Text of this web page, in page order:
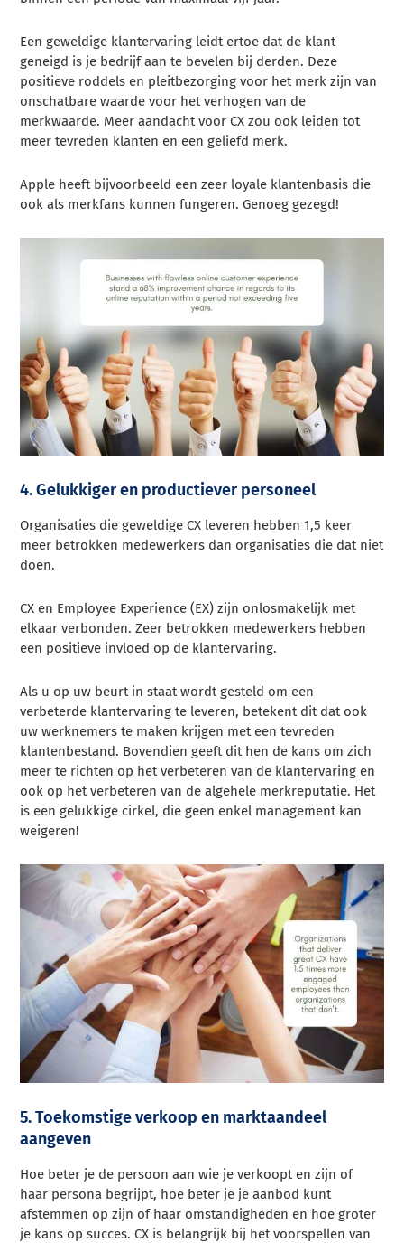
Een geweldige klantervaring leidt ertoe dat de klant
geneigd is je bedrijf aan te bevelen bij derden. Deze
positieve roddels en pleitbezorging voor het merk zijn van
onschatbare waarde voor het verhogen van de
merkwaarde. Meer aandacht voor CX zou ook leiden tot
meer tevreden klanten en een geliefd merk.
Apple heeft bijvoorbeeld een zeer loyale klantenbasis die
ook als merkfans kunnen fungeren. Genoeg gezegd!
4. Gelukkiger en productiever personeel
Organisaties die geweldige CX leveren hebben 1,5 keer
meer betrokken medewerkers dan organisaties die dat niet
doen.
CX en Employee Experience (EX) zijn onlosmakelijk met
elkaar verbonden. Zeer betrokken medewerkers hebben
een positieve invloed op de klantervaring.
Als u op uw beurt in staat wordt gesteld om een
verbeterde klantervaring te leveren, betekent dit dat ook
uw werknemers te maken krijgen met een tevreden
klantenbestand. Bovendien geeft dit hen de kans om zich
meer te richten op het verbeteren van de klantervaring en
ook op het verbeteren van de algehele merkreputatie. Het
is een gelukkige cirkel, die geen enkel management kan
weigeren!
5. Toekomstige verkoop en marktaandeel
aangeven
Hoe beter je de persoon aan wie je verkoopt en zijn of
haar persona begrijpt, hoe beter je je aanbod kunt
afstemmen op zijn of haar omstandigheden en hoe groter
je kans op succes. CX is belangrijk bij het voorspellen van